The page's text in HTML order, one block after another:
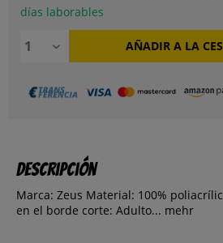
días laborables
AÑADIR A LA
Descripción
Marca: Zeus Material: 100%
en el borde corte: Adulto... mehr